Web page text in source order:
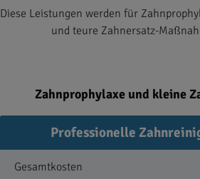
Diese Leistungen werden für
und teure Zahnersatz-
Zahnprophylaxe und kleine
Professionelle
Gesamtkosten